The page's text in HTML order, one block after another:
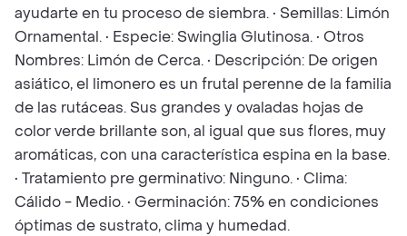
ayudarte en tu proceso de siembra. • Semillas: Limón
Ornamental. • Especie: Swinglia Glutinosa. • Otros
Nombres: Limón de Cerca. • Descripción: De origen
asiático, el limonero es un frutal perenne de la familia
de las rutáceas. Sus grandes y ovaladas hojas de
color verde brillante son, al igual que sus flores, muy
aromáticas, con una característica espina en la base.
• Tratamiento pre germinativo: Ninguno. • Clima:
Cálido - Medio. • Germinación: 75% en condiciones
óptimas de sustrato, clima y humedad.